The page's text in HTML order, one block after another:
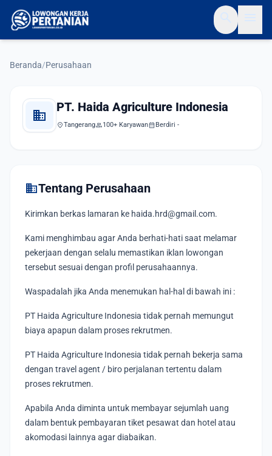
Beranda/Perusahaan
domain PT. Haida Agriculture Indonesia
location_onTangeranggroup100+ Karyawancalendar_monthBerdiri -
domainTentang Perusahaan
Kirimkan berkas lamaran ke haida.hrd@gmail.com.
Kami menghimbau agar Anda berhati-hati saat melamar
pekerjaan dengan selalu memastikan iklan lowongan
tersebut sesuai dengan profil perusahaannya.
Waspadalah jika Anda menemukan hal-hal di bawah ini :
PT Haida Agriculture Indonesia tidak pernah memungut
biaya apapun dalam proses rekrutmen.
PT Haida Agriculture Indonesia tidak pernah bekerja sama
dengan travel agent / biro perjalanan tertentu dalam
proses rekrutmen.
Apabila Anda diminta untuk membayar sejumlah uang
dalam bentuk pembayaran tiket pesawat dan hotel atau
akomodasi lainnya agar diabaikan.